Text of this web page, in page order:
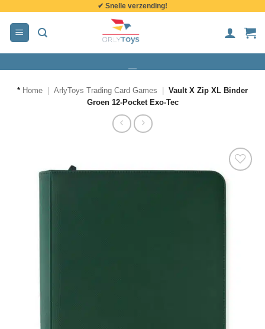
inhoud
✔ Snelle verzending!
* Home ArlyToys Trading Card Games
Vault X Zip XL Binder
Groen 12-Pocket Exo-Tec